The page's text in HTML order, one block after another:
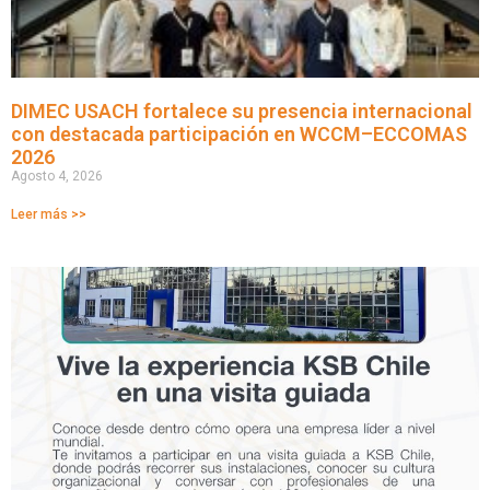
DIMEC USACH fortalece su presencia internacional
con destacada participación en WCCM–ECCOMAS
2026
Agosto 4, 2026
Leer más >>